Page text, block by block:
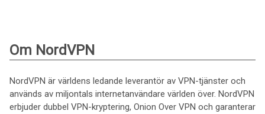
Om NordVPN
NordVPN är världens ledande leverantör av VPN-tjänster och
används av miljontals internetanvändare världen över. NordVPN
erbjuder dubbel VPN-kryptering, Onion Over VPN och garanterar